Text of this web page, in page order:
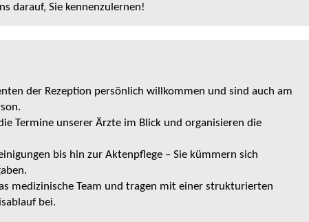
darauf, Sie kennenzulernen!
der Rezeption persönlich willkommen und sind auch am
Termine unserer Ärzte im Blick und organisieren die
bis hin zur Aktenpflege – Sie kümmern sich
medizinische Team und tragen mit einer strukturierten
bei.